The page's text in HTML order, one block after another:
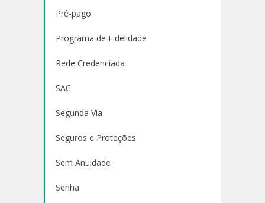
Pré-pago
Programa de Fidelidade
Rede Credenciada
SAC
Segunda Via
Seguros e Proteções
Sem Anuidade
Senha